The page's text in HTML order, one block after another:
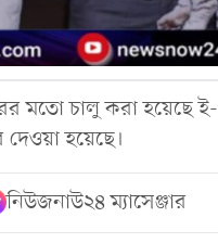
মতো চালু করা হয়েছে ই-
দেওয়া হয়েছে।
নিউজনাউ২৪ ম্যাসেঞ্জার